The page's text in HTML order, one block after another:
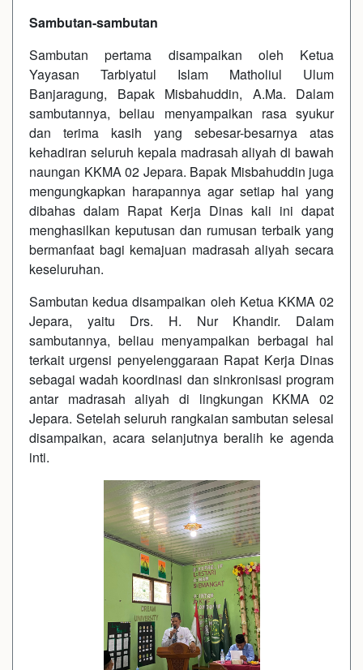
Sambutan-sambutan
Sambutan pertama disampaikan oleh Ketua
Yayasan Tarbiyatul Islam Matholiul Ulum
Banjaragung, Bapak Misbahuddin, A.Ma. Dalam
sambutannya, beliau menyampaikan rasa syukur
dan terima kasih yang sebesar-besarnya atas
kehadiran seluruh kepala madrasah aliyah di bawah
naungan KKMA 02 Jepara. Bapak Misbahuddin juga
mengungkapkan harapannya agar setiap hal yang
dibahas dalam Rapat Kerja Dinas kali ini dapat
menghasilkan keputusan dan rumusan terbaik yang
bermanfaat bagi kemajuan madrasah aliyah secara
keseluruhan.
Sambutan kedua disampaikan oleh Ketua KKMA 02
Jepara, yaitu Drs. H. Nur Khandir. Dalam
sambutannya, beliau menyampaikan berbagai hal
terkait urgensi penyelenggaraan Rapat Kerja Dinas
sebagai wadah koordinasi dan sinkronisasi program
antar madrasah aliyah di lingkungan KKMA 02
Jepara. Setelah seluruh rangkaian sambutan selesai
disampaikan, acara selanjutnya beralih ke agenda
inti.